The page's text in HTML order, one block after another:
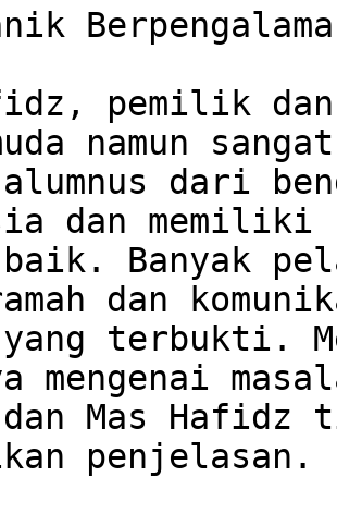
pemilik
namun
dari
dan memiliki
Banyak
dan
terbukti.
mengenai
dan Mas
penjelasan.